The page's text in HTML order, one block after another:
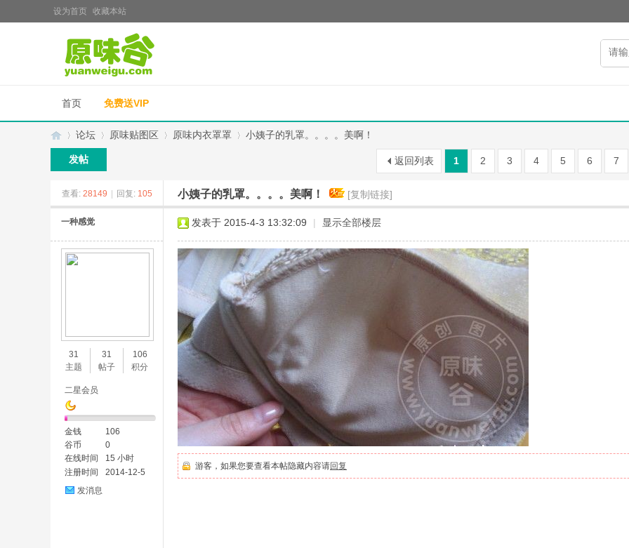
设为首页 收藏本站
首页 免费送VIP
»
论坛
›
原味贴图区 原味内衣罩罩
›
小姨子的乳罩。。。。美啊！
1 2 3 4 5 6 7
返回列表
发帖
查看: 28149 回复: 105 小姨子的乳罩。。。。美啊！ [复制链接]
一种感觉
31
主题
31
帖子
106
积分
二星会员
金钱
106
谷币
0
在线时间
15 小时
注册时间
2014-12-5
发消息
发表于 2015-4-3 13:32:09 | 显示全部楼层
游客，如果您要查看本帖隐藏内容请回复